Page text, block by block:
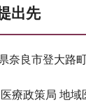
出先
奈良市登大路
療政策局 地域